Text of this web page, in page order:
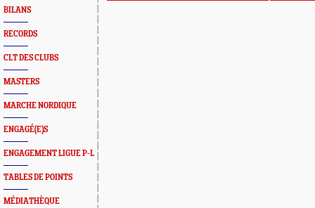
BILANS
RECORDS
CLT DES CLUBS
MASTERS
MARCHE NORDIQUE
ENGAGÉ(E)S
ENGAGEMENT LIGUE P-L
TABLES DE POINTS
MÉDIATHÈQUE